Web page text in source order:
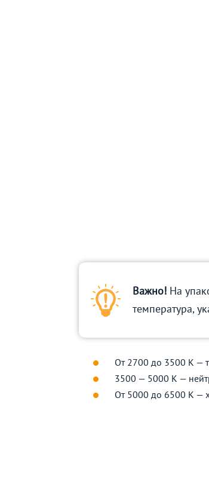
Важно! На
температура,
От 2700 до 3500 К —
3500 — 5000 К —
От 5000 до 6500 К —